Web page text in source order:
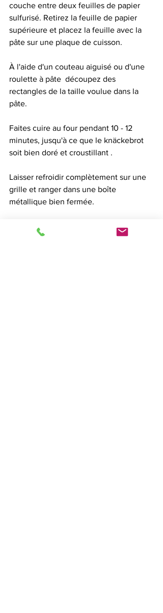
couche entre deux feuilles de papier
sulfurisé. Retirez la feuille de papier
supérieure et placez la feuille avec la
pâte sur une plaque de cuisson.
À l'aide d'un couteau aiguisé ou d'une
roulette à pâte  découpez des
rectangles de la taille voulue dans la
pâte.
Faites cuire au four pendant 10 - 12
minutes, jusqu'à ce que le knäckebrot
soit bien doré et croustillant .
Laisser refroidir complètement sur une
grille et ranger dans une boîte
métallique bien fermée.
A déguster sans modération!!!